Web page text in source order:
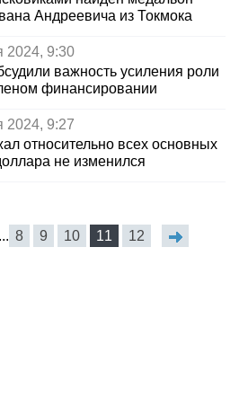
Андреевича из Токмока
2024, 9:30
важность усиления роли
финансировании
2024, 9:27
относительно всех основных
не изменился
... 8 9 10 11 12